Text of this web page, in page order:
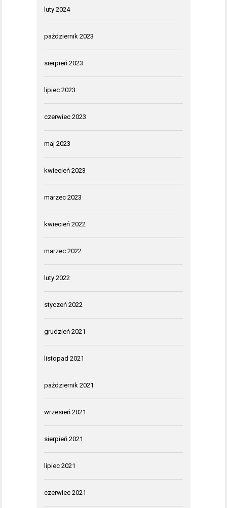
luty 2024
październik 2023
sierpień 2023
lipiec 2023
czerwiec 2023
maj 2023
kwiecień 2023
marzec 2023
kwiecień 2022
marzec 2022
luty 2022
styczeń 2022
grudzień 2021
listopad 2021
październik 2021
wrzesień 2021
sierpień 2021
lipiec 2021
czerwiec 2021